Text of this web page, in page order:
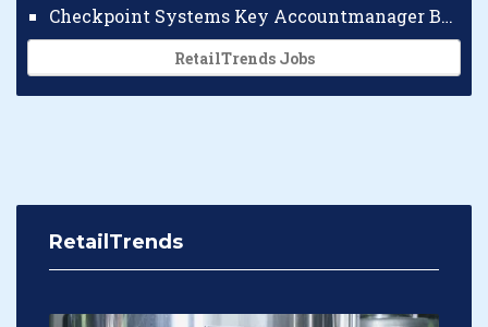
Checkpoint Systems Key Accountmanager Benelux
RetailTrends Jobs
RetailTrends